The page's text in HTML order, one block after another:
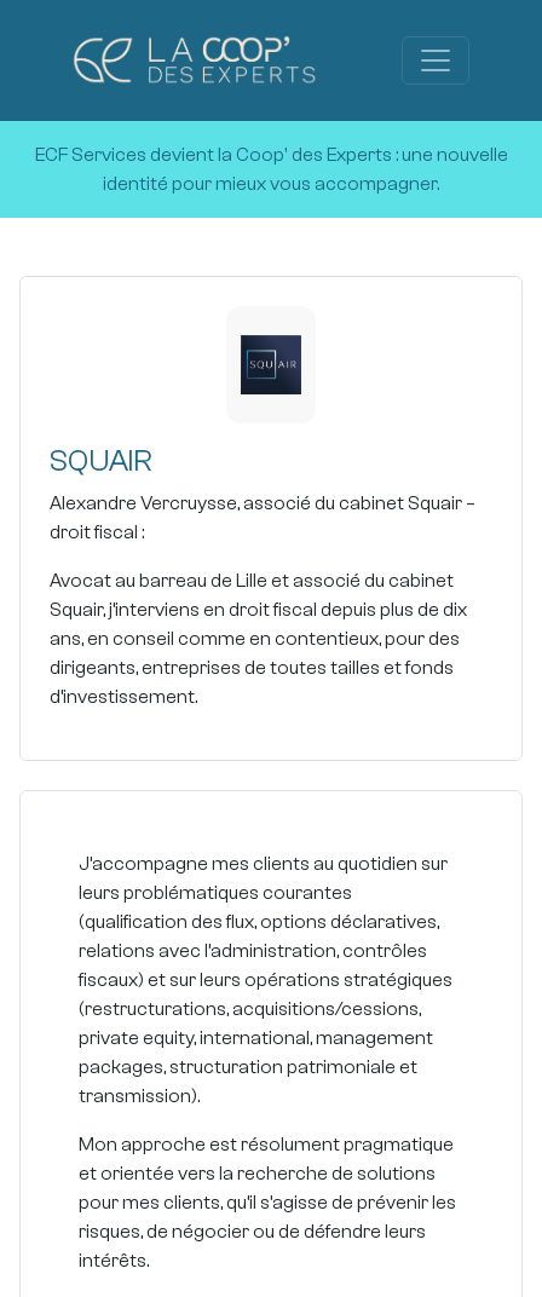
ECF Services devient la Coop' des Experts :une nouvelle
identité pour mieux vous accompagner.
SQUAIR
Alexandre Vercruysse, associé du cabinet Squair –
droit fiscal :
Avocat au barreau de Lille et associé du cabinet
Squair, j’interviens en droit fiscal depuis plus de dix
ans, en conseil comme en contentieux, pour des
dirigeants, entreprises de toutes tailles et fonds
d’investissement.
J’accompagne mes clients au quotidien sur
leurs problématiques courantes
(qualification des flux, options déclaratives,
relations avec l’administration, contrôles
fiscaux) et sur leurs opérations stratégiques
(restructurations, acquisitions/cessions,
private equity, international, management
packages, structuration patrimoniale et
transmission).
Mon approche est résolument pragmatique
et orientée vers la recherche de solutions
pour mes clients, qu’il s’agisse de prévenir les
risques, de négocier ou de défendre leurs
intérêts.